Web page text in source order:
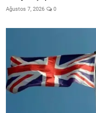
Ağustos 7, 2026 0